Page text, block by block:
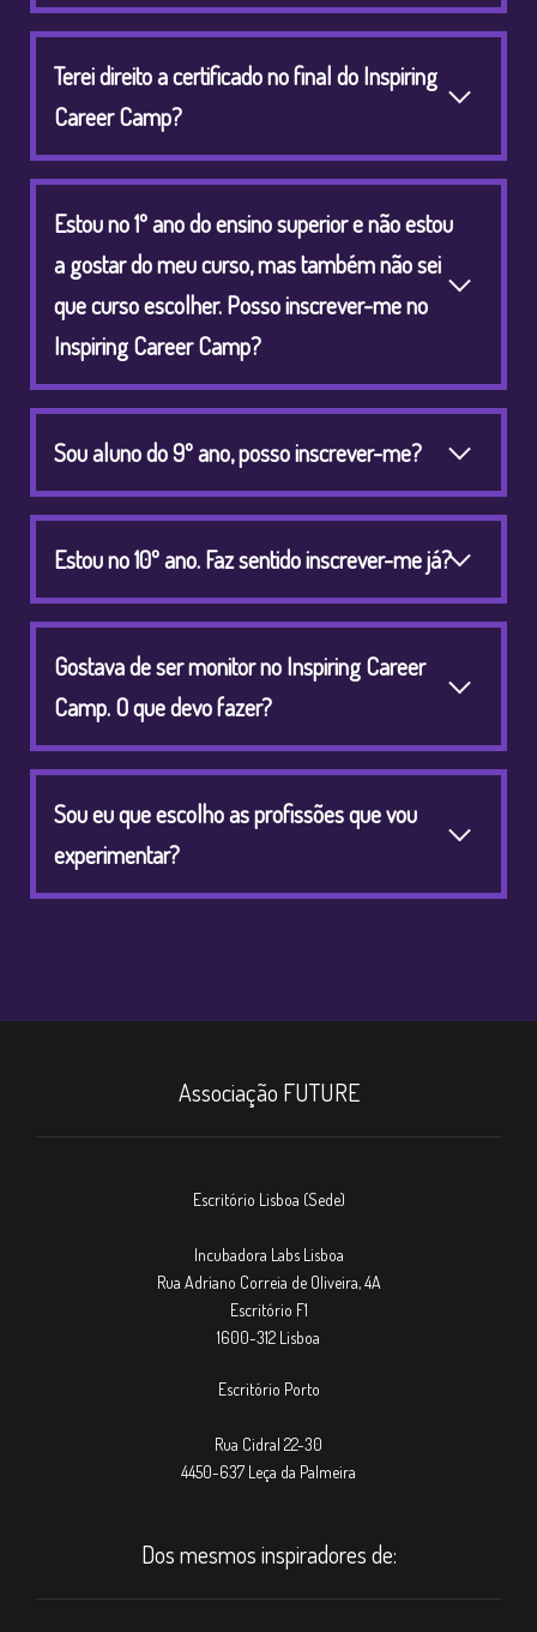
Terei direito a certificado no final do Inspiring
Career Camp?
Estou no 1º ano do ensino superior e não estou
a gostar do meu curso, mas também não sei
que curso escolher. Posso inscrever-me no
Inspiring Career Camp?
Sou aluno do 9º ano, posso inscrever-me?
Estou no 10º ano. Faz sentido inscrever-me já?
Gostava de ser monitor no Inspiring Career
Camp. O que devo fazer?
Sou eu que escolho as profissões que vou
experimentar?
Associação FUTURE
Escritório Lisboa (Sede)
Incubadora Labs Lisboa
Rua Adriano Correia de Oliveira, 4A
Escritório F1
1600-312 Lisboa
Escritório Porto
Rua Cidral 22-30
4450-637 Leça da Palmeira
Dos mesmos inspiradores de: